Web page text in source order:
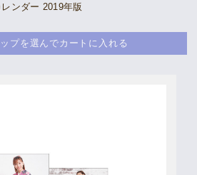
ンダー 2019年版
プを選んでカートに入れる